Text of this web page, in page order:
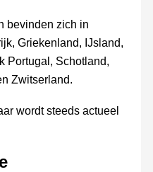
bevinden zich in
Griekenland, IJsland,
Portugal, Schotland,
Zwitserland.
wordt steeds actueel